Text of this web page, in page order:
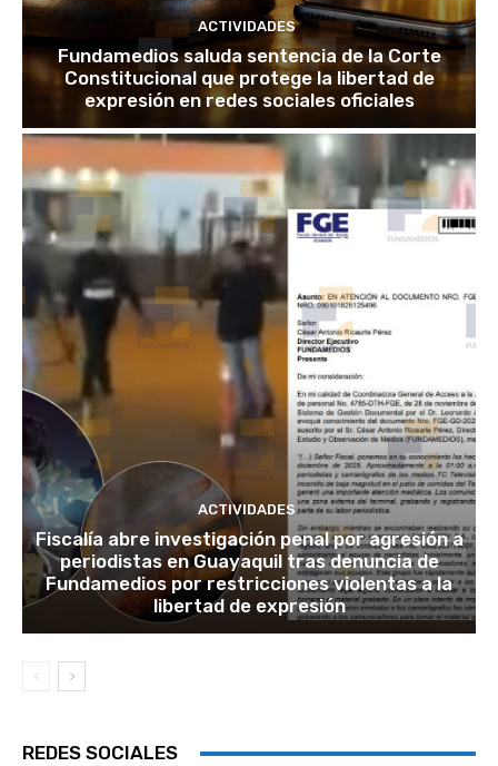
ACTIVIDADES
Fundamedios saluda sentencia de la Corte
Constitucional que protege la libertad de
expresión en redes sociales oficiales
ACTIVIDADES
Fiscalía abre investigación penal por agresión a
periodistas en Guayaquil tras denuncia de
Fundamedios por restricciones violentas a la
libertad de expresión
REDES SOCIALES